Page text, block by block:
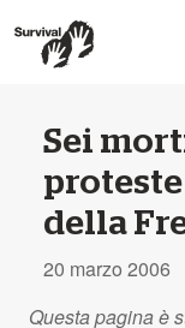
Sei
della
20 marzo 2006
Questa pagina è